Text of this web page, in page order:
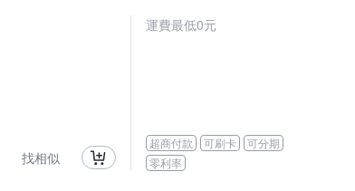
找相似
運費最低0元
超商付款 可刷卡
可分期
零利率